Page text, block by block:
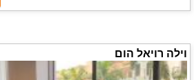
וילה רויאל הום